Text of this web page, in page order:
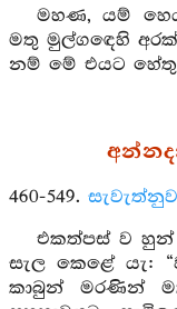
මහණ, යම්
මතු මුල්ගඳෙහි
නම් මේ එයට හේතු
460-549.
එකත්පස් ව හුන්
සැල කෙළේ යැ:
කාබුන් මරණින්